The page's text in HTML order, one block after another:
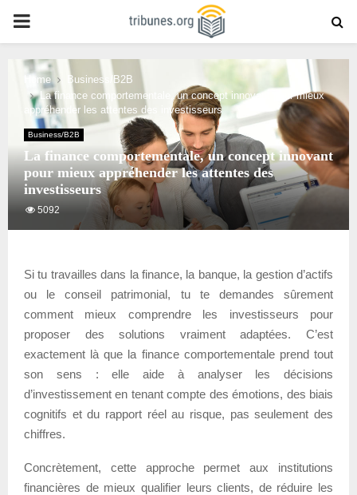
PRIMARY
MENU
Home
Business/B2B
La finance comportementale, un concept innovant pour mieux
appréhender les attentes des investisseurs
Business/B2B
La finance comportementale, un concept innovant
pour mieux appréhender les attentes des
investisseurs
5092
Si tu travailles dans la finance, la banque, la gestion d’actifs
ou le conseil patrimonial, tu te demandes sûrement
comment mieux comprendre les investisseurs pour
proposer des solutions vraiment adaptées. C’est
exactement là que la finance comportementale prend tout
son sens : elle aide à analyser les décisions
d’investissement en tenant compte des émotions, des biais
cognitifs et du rapport réel au risque, pas seulement des
chiffres.
Concrètement, cette approche permet aux institutions
financières de mieux qualifier leurs clients, de réduire les